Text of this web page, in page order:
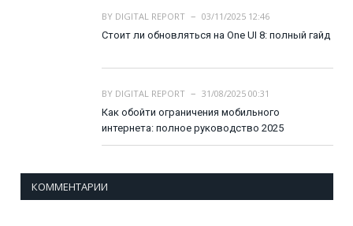
BY DIGITAL REPORT
03/11/2025 12:46
Стоит ли обновляться на One UI 8: полный гайд
BY DIGITAL REPORT
31/08/2025 00:31
Как обойти ограничения мобильного
интернета: полное руководство 2025
КОММЕНТАРИИ